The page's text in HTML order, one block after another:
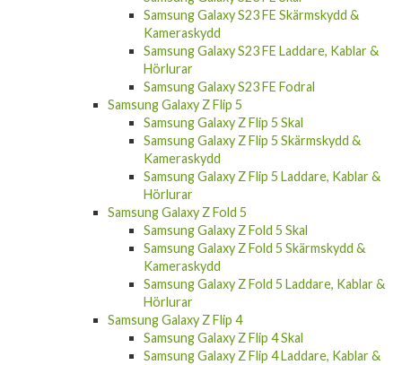
Samsung Galaxy S23 FE Skärmskydd &
Kameraskydd
Samsung Galaxy S23 FE Laddare, Kablar &
Hörlurar
Samsung Galaxy S23 FE Fodral
Samsung Galaxy Z Flip 5
Samsung Galaxy Z Flip 5 Skal
Samsung Galaxy Z Flip 5 Skärmskydd &
Kameraskydd
Samsung Galaxy Z Flip 5 Laddare, Kablar &
Hörlurar
Samsung Galaxy Z Fold 5
Samsung Galaxy Z Fold 5 Skal
Samsung Galaxy Z Fold 5 Skärmskydd &
Kameraskydd
Samsung Galaxy Z Fold 5 Laddare, Kablar &
Hörlurar
Samsung Galaxy Z Flip 4
Samsung Galaxy Z Flip 4 Skal
Samsung Galaxy Z Flip 4 Laddare, Kablar &